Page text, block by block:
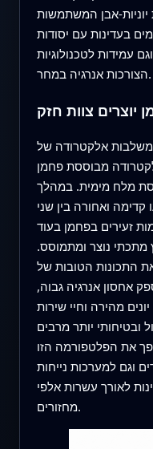
אבן המשתמשות
בעדינות עם יסודות
עמידות לטכנולוגיות
הצורכות אנרגיה במחר.
יוצרים צוות חזק
משלבות אלקטרודה של
מבוססת פחמן
מלח מימית. במהלך
קדימה ואחורה בין שני
זעירים בפחמן בעוד
נוצר ומתמוסס.
התכונות הטובות של
אחסון אנרגיה גבוה,
מהירה וחיי שירות
ובטיחותי יותר מרבים
את הפלטפורמה הזו
וגם למערכות נייחות
לאורך עשרות אלפי
מחזורים.